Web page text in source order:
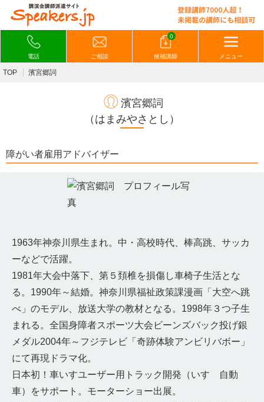
電話 ご相談
0
候補講師 メニュー
TOP 濱宮郷詞
濱宮郷詞
（はまみやさとし）
障がい者雇用アドバイザー
1963年神奈川県生まれ。中・高校時代、棒高跳、サッカ
ーなどで活躍。
1981年大会中落下、第５頚椎を損傷し車椅子生活とな
る。1990年～結婚。神奈川県福祉政策課漫画「大空へ跳
べ」のモデル、放送大学の教材となる。1998年３つ子生
まれる。全国身障者スポーツ大会ビーンズバック投げ銀
メダル2004年～フジテレビ「奇跡体験アンビリバボー」
にて再現ドラマ化。
日本初！車いすユーザー用トラック開発（いすゞ自動
車）をサポート。モーターショー出展。